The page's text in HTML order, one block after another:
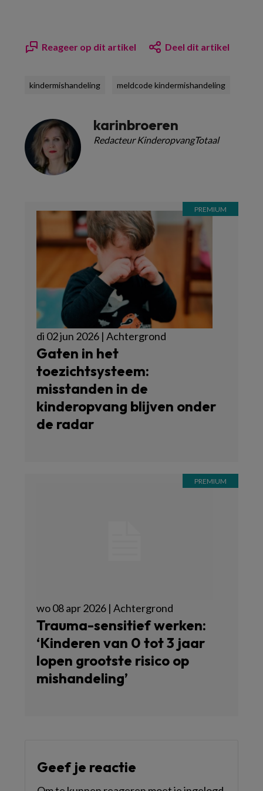
Reageer op dit artikel Deel dit artikel
kindermishandeling meldcode kindermishandeling
karinbroeren
Redacteur KinderopvangTotaal
di 02 jun 2026 | Achtergrond
Gaten in het
toezichtsysteem:
misstanden in de
kinderopvang blijven onder
de radar
wo 08 apr 2026 | Achtergrond
Trauma-sensitief werken:
‘Kinderen van 0 tot 3 jaar
lopen grootste risico op
mishandeling’
Geef je reactie